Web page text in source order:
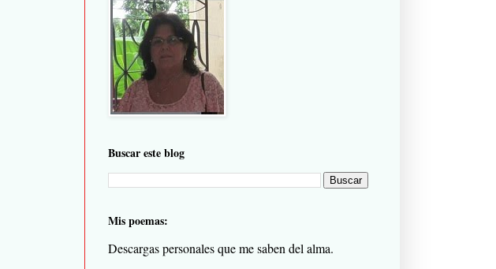
Buscar este blog
Mis poemas:
Descargas personales que me saben del alma.